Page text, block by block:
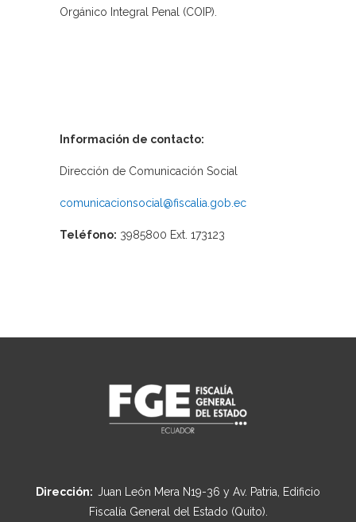
Orgánico Integral Penal (COIP).
Información de contacto:
Dirección de Comunicación Social
comunicacionsocial@fiscalia.gob.ec
Teléfono: 3985800 Ext. 173123
Dirección: Juan León Mera N19-36 y Av. Patria, Edificio
Fiscalía General del Estado (Quito).